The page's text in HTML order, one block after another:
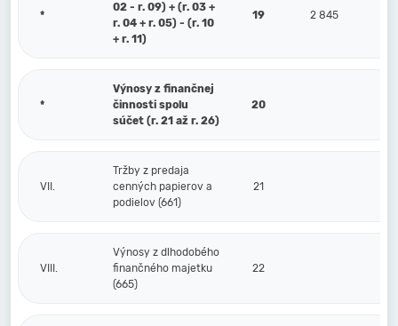
*
02 - r. 09) + (r. 03 +
r. 04 + r. 05) - (r. 10
+ r. 11)
19 2 845
*
Výnosy z finančnej
činnosti spolu
súčet (r. 21 až r. 26)
20
VII.
Tržby z predaja
cenných papierov a
podielov (661)
21
VIII.
Výnosy z dlhodobého
finančného majetku
(665)
22